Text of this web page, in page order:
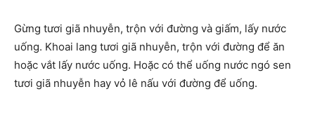
Gừng tươi giã nhuyễn, trộn với đường và giấm, lấy nước
uống. Khoai lang tươi giã nhuyễn, trộn với đường để ăn
hoặc vắt lấy nước uống. Hoặc có thể uống nước ngó sen
tươi giã nhuyễn hay vỏ lê nấu với đường để uống.